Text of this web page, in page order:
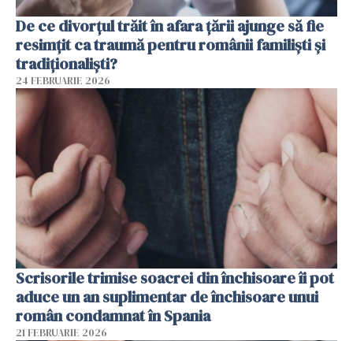
De ce divorțul trăit în afara țării ajunge să fie
resimțit ca traumă pentru românii familiști și
tradiționaliști?
24 FEBRUARIE 2026
Scrisorile trimise soacrei din închisoare îi pot
aduce un an suplimentar de închisoare unui
român condamnat în Spania
21 FEBRUARIE 2026